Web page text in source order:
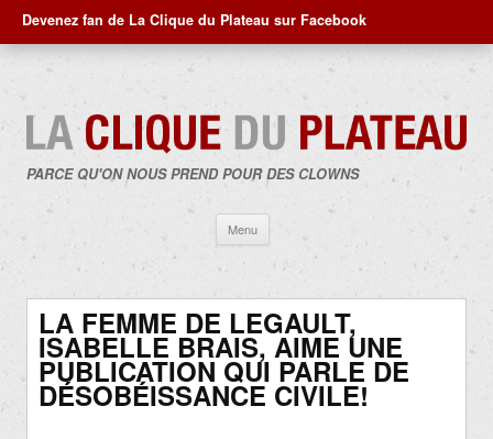
Devenez fan de La Clique du Plateau sur Facebook
PARCE QU'ON NOUS PREND POUR DES CLOWNS
Menu
contenu
LA FEMME DE LEGAULT,
ISABELLE BRAIS, AIME UNE
PUBLICATION QUI PARLE DE
DÉSOBÉISSANCE CIVILE!